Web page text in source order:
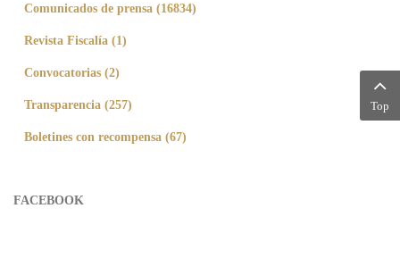
Comunicados de prensa (16834)
Revista Fiscalía (1)
Convocatorias (2)
Transparencia (257)
Boletines con recompensa (67)
FACEBOOK
Top